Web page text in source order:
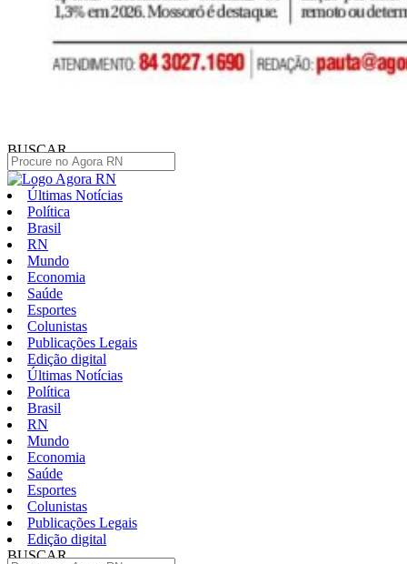
BUSCAR
Últimas Notícias
Política
Brasil
RN
Mundo
Economia
Saúde
Esportes
Colunistas
Publicações Legais
Edição digital
Últimas Notícias
Política
Brasil
RN
Mundo
Economia
Saúde
Esportes
Colunistas
Publicações Legais
Edição digital
BUSCAR